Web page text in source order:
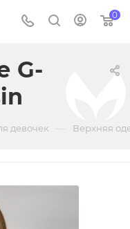
0
G-
девочек Верхняя